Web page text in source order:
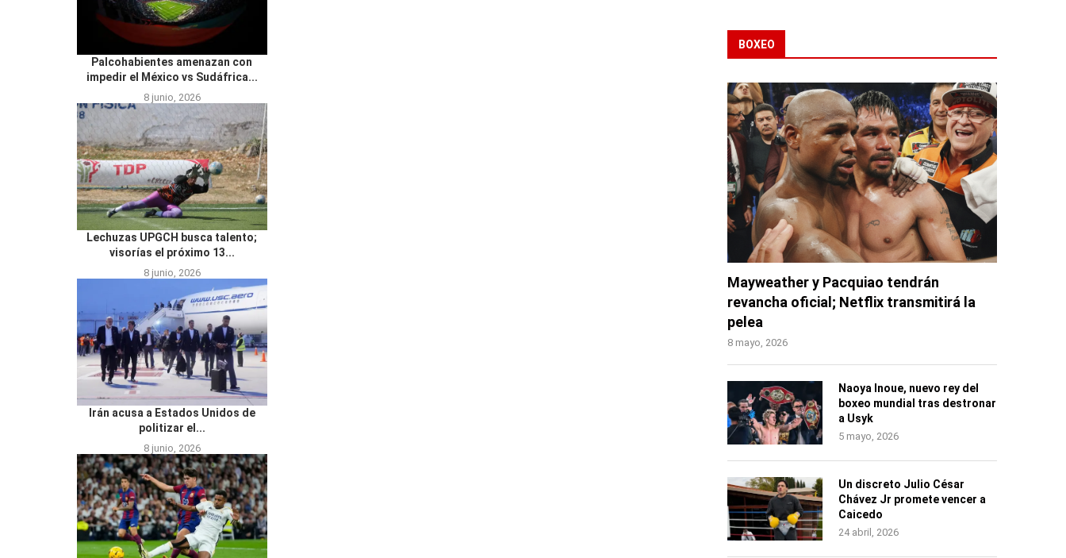
Palcohabientes amenazan con
impedir el México vs Sudáfrica...
8 junio, 2026
Lechuzas UPGCH busca talento;
visorías el próximo 13...
8 junio, 2026
Irán acusa a Estados Unidos de
politizar el...
8 junio, 2026
BOXEO
Mayweather y Pacquiao tendrán
revancha oficial; Netflix transmitirá la
pelea
8 mayo, 2026
Naoya Inoue, nuevo rey del
boxeo mundial tras destronar
a Usyk
5 mayo, 2026
Un discreto Julio César
Chávez Jr promete vencer a
Caicedo
24 abril, 2026